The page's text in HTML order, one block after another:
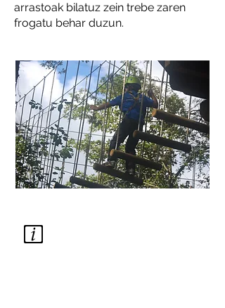
arrastoak bilatuz zein trebe zaren
frogatu behar duzun.